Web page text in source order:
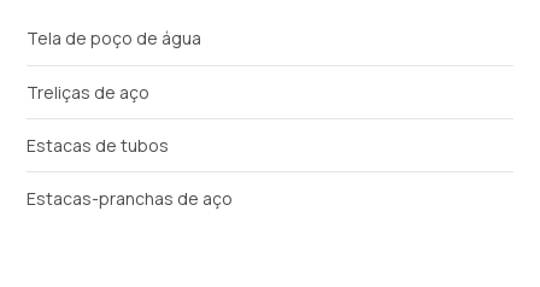
Tela de poço de água
Treliças de aço
Estacas de tubos
Estacas-pranchas de aço